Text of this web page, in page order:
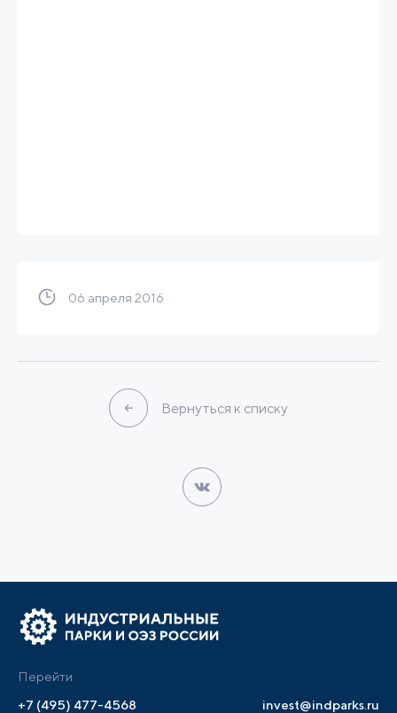
06 апреля 2016
Вернуться к списку
Перейти
+7 (495) 477-4568
invest@indparks.ru